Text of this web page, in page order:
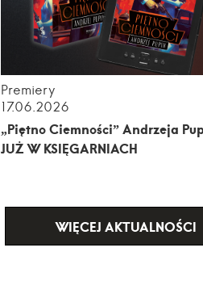
Premiery
17.06.2026
„Piętno Ciemności” Andrzeja
JUŻ W KSIĘGARNIACH
WIĘCEJ AKTUALNOŚCI